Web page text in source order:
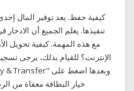
كيفية حفظ. يعد توفير المال
تنفيذها. يعلم الجميع أن
مع هذه المهمة. كيفية تحويل
الإنترنت؟ للقيام بذلك، يرجى
خيار البطاقة معفاة من